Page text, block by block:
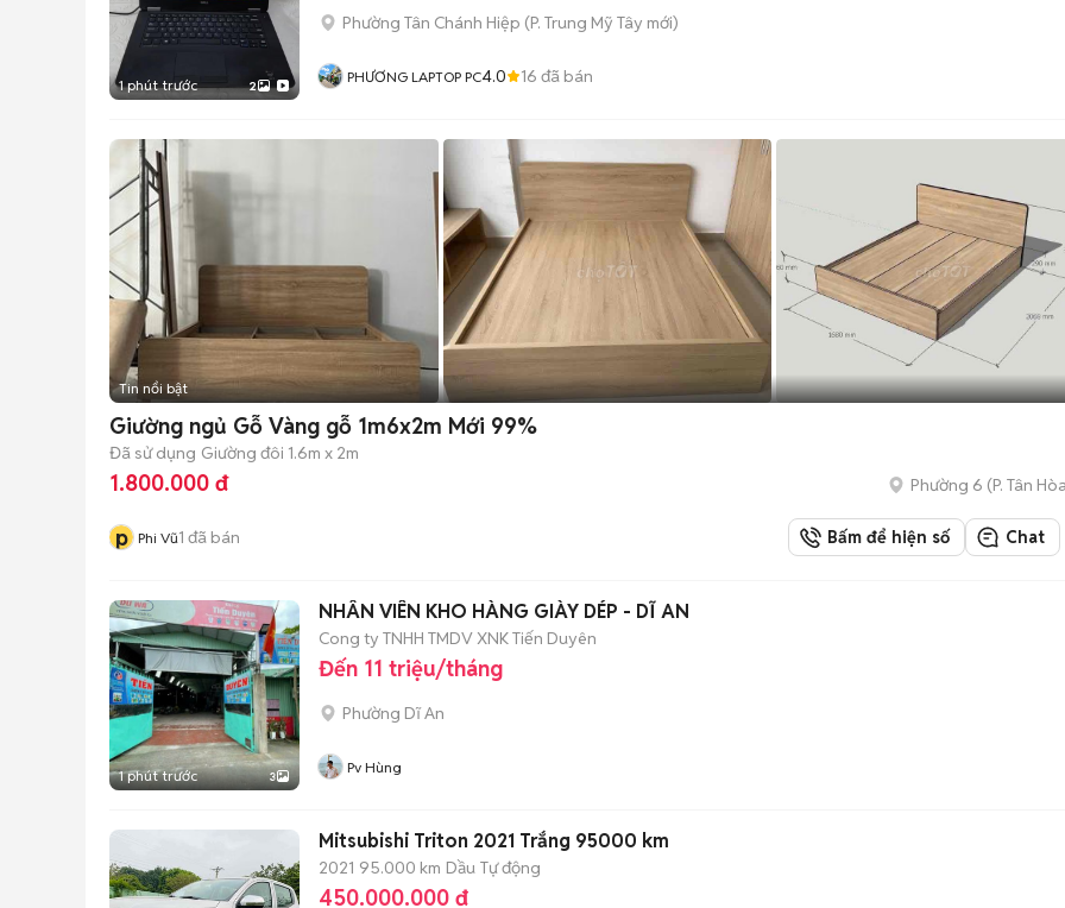
1 phút trước 2
Phường Tân Chánh Hiệp (P. Trung Mỹ Tây mới)
PHƯƠNG LAPTOP PC4.0 16 đã bán
Tin nổi bật
Giường ngủ Gỗ Vàng gỗ 1m6x2m Mới 99%
Đã sử dụng Giường đôi 1.6m x 2m
1.800.000 đ Phường 6 (P. Tân Hòa
p Phi Vũ1 đã bán Bấm để hiện số Chat
1 phút trước 3
NHÂN VIÊN KHO HÀNG GIÀY DÉP - DĨ AN
Cong ty TNHH TMDV XNK Tiến Duyên
Đến 11 triệu/tháng
Phường Dĩ An
Pv Hùng
Mitsubishi Triton 2021 Trắng 95000 km
2021 95.000 km Dầu Tự động
450.000.000 đ